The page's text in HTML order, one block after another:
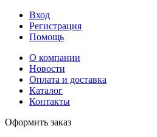
Вход
Регистрация
Помощь
О компании
Новости
Оплата и доставка
Каталог
Контакты
Оформить заказ